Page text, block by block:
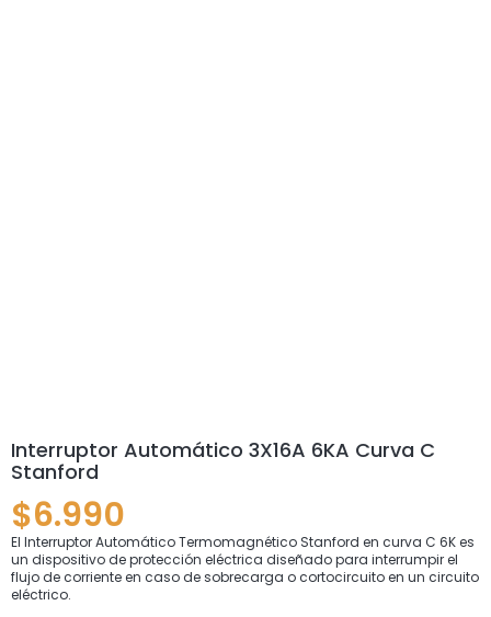
Interruptor Automático 3X16A 6KA Curva C
Stanford
$6.990
El Interruptor Automático Termomagnético Stanford en curva C 6K es
un dispositivo de protección eléctrica diseñado para interrumpir el
flujo de corriente en caso de sobrecarga o cortocircuito en un circuito
eléctrico.